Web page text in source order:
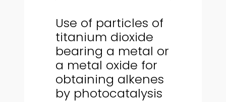
Use of particles of
titanium dioxide
bearing a metal or
a metal oxide for
obtaining alkenes
by photocatalysis